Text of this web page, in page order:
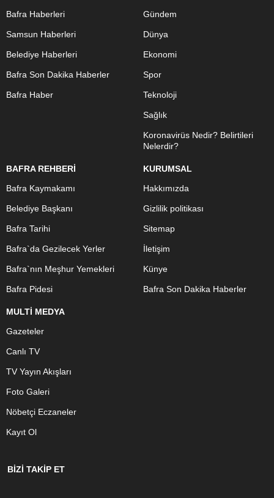
Bafra Haberleri
Samsun Haberleri
Belediye Haberleri
Bafra Son Dakika Haberler
Bafra Haber
Gündem
Dünya
Ekonomi
Spor
Teknoloji
Sağlık
Koronavirüs Nedir? Belirtileri
Nelerdir?
BAFRA REHBERİ
Bafra Kaymakamı
Belediye Başkanı
Bafra Tarihi
Bafra`da Gezilecek Yerler
Bafra`nın Meşhur Yemekleri
Bafra Pidesi
KURUMSAL
Hakkımızda
Gizlilik politikası
Sitemap
İletişim
Künye
Bafra Son Dakika Haberler
MULTİ MEDYA
Gazeteler
Canlı TV
TV Yayın Akışları
Foto Galeri
Nöbetçi Eczaneler
Kayıt Ol
BİZİ TAKİP ET